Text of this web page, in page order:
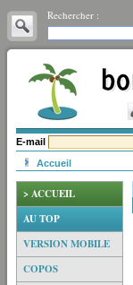
Rechercher :
E-mail
Accueil
> ACCUEIL
AU TOP
VERSION MOBILE
COPOS